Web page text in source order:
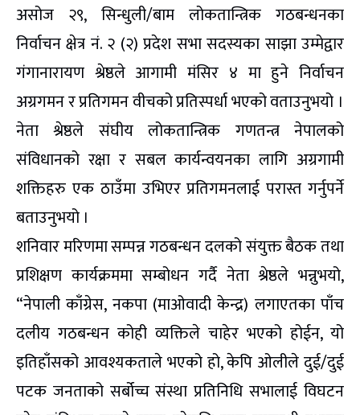
असोज २९, सिन्धुली/बाम लोकतान्त्रिक गठबन्धनका
निर्वाचन क्षेत्र नं. २ (२) प्रदेश सभा सदस्यका साझा उम्मेद्वार
गंगानारायण श्रेष्ठले आगामी मंसिर ४ मा हुने निर्वाचन
अग्रगमन र प्रतिगमन वीचको प्रतिस्पर्धा भएको वताउनुभयो ।
नेता श्रेष्ठले संघीय लोकतान्त्रिक गणतन्त्र नेपालको
संविधानको रक्षा र सबल कार्यन्वयनका लागि अग्रगामी
शक्तिहरु एक ठाउँमा उभिएर प्रतिगमनलाई परास्त गर्नुपर्ने
बताउनुभयो ।
शनिवार मरिणमा सम्पन्न गठबन्धन दलको संयुक्त बैठक तथा
प्रशिक्षण कार्यक्रममा सम्बोधन गर्दै नेता श्रेष्ठले भन्नुभयो,
“नेपाली काँग्रेस, नकपा (माओवादी केन्द्र) लगाएतका पाँच
दलीय गठबन्धन कोही व्यक्तिले चाहेर भएको होईन, यो
इतिहाँसको आवश्यकताले भएको हो, केपि ओलीले दुई/दुई
पटक जनताको सर्बोच्च संस्था प्रतिनिधि सभालाई विघटन